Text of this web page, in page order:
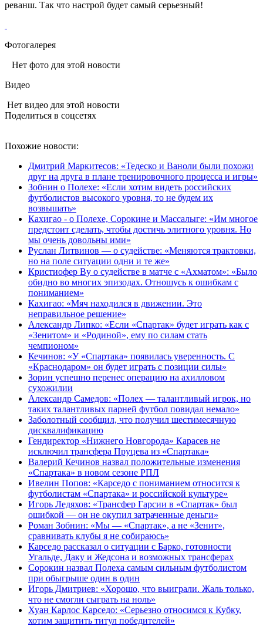
реванш. Так что настрой будет самый серьезный!
Фотогалерея
Нет фото для этой новости
Видео
Нет видео для этой новости
Поделиться в соцсетях
Похожие новости:
Дмитрий Маркитесов: «Тедеско и Ваноли были похожи
друг на друга в плане тренировочного процесса и игры»
Зобнин о Полехе: «Если хотим видеть российских
футболистов высокого уровня, то не будем их
возвышать»
Кахигао - о Полехе, Сорокине и Массалыге: «Им многое
предстоит сделать, чтобы достичь элитного уровня. Но
мы очень довольны ими»
Руслан Литвинов — о судействе: «Меняются трактовки,
но на поле ситуации одни и те же»
Кристиофер Ву о судействе в матче с «Ахматом»: «Было
обидно во многих эпизодах. Отношусь к ошибкам с
пониманием»
Кахигао: «Мяч находился в движении. Это
неправильное решение»
Александр Липко: «Если «Спартак» будет играть как с
«Зенитом» и «Родиной», ему по силам стать
чемпионом»
Кечинов: «У «Спартака» появилась уверенность. С
«Краснодаром» он будет играть с позиции силы»
Зорин успешно перенес операцию на ахилловом
сухожилии
Александр Самедов: «Полех — талантливый игрок, но
таких талантливых парней футбол повидал немало»
Заболотный сообщил, что получил шестимесячную
дисквалификацию
Гендиректор «Нижнего Новгорода» Карасев не
исключил трансфера Пруцева из «Спартака»
Валерий Кечинов назвал положительные изменения
«Спартака» в новом сезоне РПЛ
Ивелин Попов: «Карседо с пониманием относится к
футболистам «Спартака» и российской культуре»
Игорь Ледяхов: «Трансфер Гарсии в «Спартак» был
ошибкой — он не окупил затраченные деньги»
Роман Зобнин: «Мы — «Спартак», а не «Зенит»,
сравнивать клубы я не собираюсь»
Карседо рассказал о ситуации с Барко, готовности
Угальде, Даку и Жедсона и возможных трансферах
Сорокин назвал Полеха самым сильным футболистом
при обыгрыше один в один
Игорь Дмитриев: «Хорошо, что выиграли. Жаль только,
что не смогли сыграть на ноль»
Хуан Карлос Карседо: «Серьезно относимся к Кубку,
хотим защитить титул победителей»